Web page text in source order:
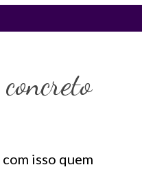
isso quem